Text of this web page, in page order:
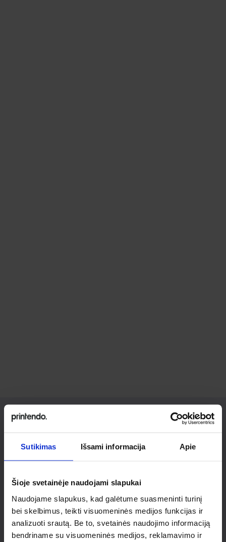
Sutikimas Išsami informacija Apie
Šioje svetainėje naudojami slapukai
Naudojame slapukus, kad galėtume suasmeninti turinį
bei skelbimus, teikti visuomeninės medijos funkcijas ir
analizuoti srautą. Be to, svetainės naudojimo informaciją
bendriname su visuomeninės medijos, reklamavimo ir
Ieškai
individualaus
sprendimo?
Susisiek su mumis dėl
nestandartinio produkto aptarimo.